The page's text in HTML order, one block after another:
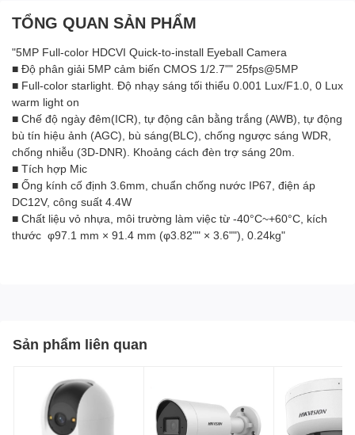
TỔNG QUAN SẢN PHẨM
"5MP Full-color HDCVI Quick-to-install Eyeball Camera
■ Độ phân giải 5MP cảm biến CMOS 1/2.7"" 25fps@5MP
■ Full-color starlight. Độ nhạy sáng tối thiểu 0.001 Lux/F1.0, 0 Lux
warm light on
■ Chế độ ngày đêm(ICR), tự động cân bằng trắng (AWB), tự động
bù tín hiệu ảnh (AGC), bù sáng(BLC), chống ngược sáng WDR,
chống nhiễu (3D-DNR). Khoảng cách đèn trợ sáng 20m.
■ Tích hợp Mic
■ Ống kính cố định 3.6mm, chuẩn chống nước IP67, điện áp
DC12V, công suất 4.4W
■ Chất liệu vỏ nhựa, môi trường làm việc từ -40°C~+60°C, kích
thước φ97.1 mm × 91.4 mm (φ3.82"" × 3.6""), 0.24kg"
Sản phẩm liên quan